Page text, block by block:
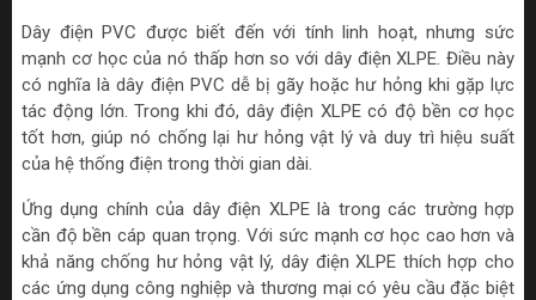
Dây điện PVC được biết đến với tính linh hoạt, nhưng sức
mạnh cơ học của nó thấp hơn so với dây điện XLPE. Điều này
có nghĩa là dây điện PVC dễ bị gãy hoặc hư hỏng khi gặp lực
tác động lớn. Trong khi đó, dây điện XLPE có độ bền cơ học
tốt hơn, giúp nó chống lại hư hỏng vật lý và duy trì hiệu suất
của hệ thống điện trong thời gian dài.
Ứng dụng chính của dây điện XLPE là trong các trường hợp
cần độ bền cáp quan trọng. Với sức mạnh cơ học cao hơn và
khả năng chống hư hỏng vật lý, dây điện XLPE thích hợp cho
các ứng dụng công nghiệp và thương mại có yêu cầu đặc biệt